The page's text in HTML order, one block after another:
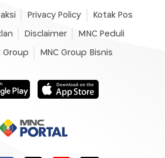
Privacy Policy Kotak Pos
Disclaimer MNC Peduli
Group MNC Group Bisnis